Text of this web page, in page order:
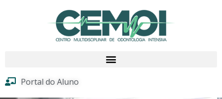
Portal do Aluno